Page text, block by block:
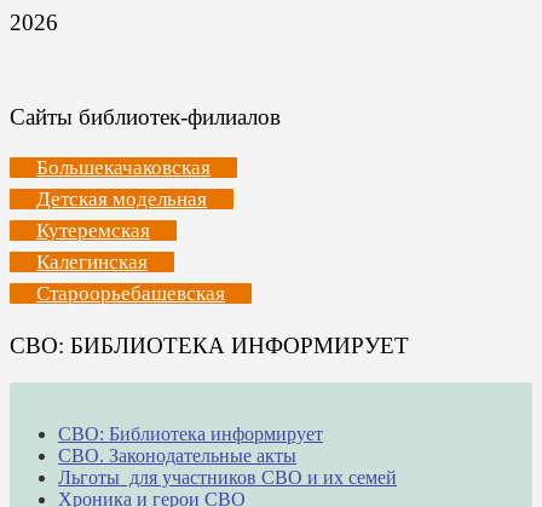
2026
Сайты библиотек-филиалов
Большекачаковская
Детская модельная
Кутеремская
Калегинская
Староорьебашевская
СВО: БИБЛИОТЕКА ИНФОРМИРУЕТ
СВО: Библиотека информирует
СВО. Законодательные акты
Льготы для участников СВО и их семей
Хроника и герои СВО